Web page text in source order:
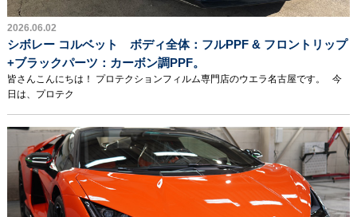
2026.06.02
シボレー コルベット ボディ全体：フルPPF & フロントリップ
+ブラックパーツ：カーボン調PPF。
皆さんこんにちは！ プロテクションフィルム専門店のウエラ名古屋です。 今
日は、プロテク